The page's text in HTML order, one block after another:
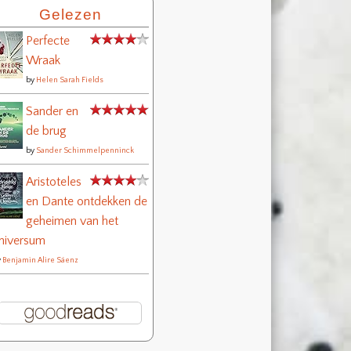
Gelezen
Perfecte
Wraak
by Helen Sarah Fields
Sander en
de brug
by Sander Schimmelpenninck
Aristoteles
en Dante ontdekken de
geheimen van het
Benjamin Alire Sáenz